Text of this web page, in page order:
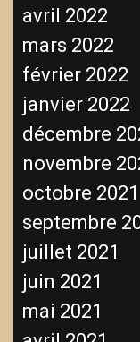
avril 2022
mars 2022
février 2022
janvier 2022
décembre
novembre
octobre 2021
septembre
juillet 2021
juin 2021
mai 2021